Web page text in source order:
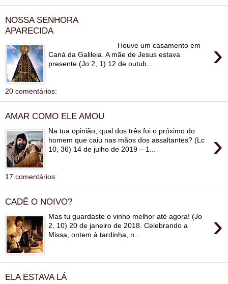
NOSSA SENHORA
APARECIDA
›
Houve um casamento em
Caná da Galileia. A mãe de Jesus estava
presente (Jo 2, 1) 12 de outub...
20 comentários:
AMAR COMO ELE AMOU
›
Na tua opinião, qual dos três foi o próximo do
homem que caiu nas mãos dos assaltantes? (Lc
10, 36) 14 de julho de 2019 – 1...
17 comentários:
CADÊ O NOIVO?
›
Mas tu guardaste o vinho melhor até agora! (Jo
2, 10) 20 de janeiro de 2018. Celebrando a
Missa, ontem à tardinha, n...
ELA ESTAVA LÁ